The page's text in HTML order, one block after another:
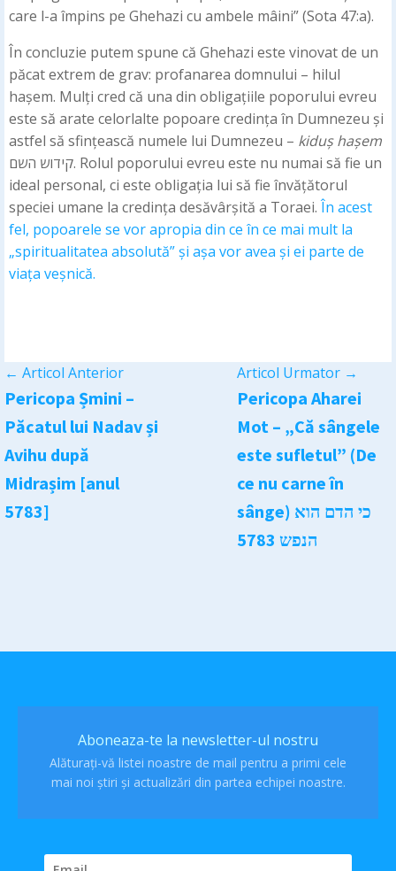
care l-a împins pe Ghehazi cu ambele mâini” (Sota 47:a).
În concluzie putem spune că Ghehazi este vinovat de un
păcat extrem de grav: profanarea domnului – hilul
hașem. Mulți cred că una din obligațiile poporului evreu
este să arate celorlalte popoare credința în Dumnezeu și
astfel să sfințească numele lui Dumnezeu – kiduș hașem
קידוש השם. Rolul poporului evreu este nu numai să fie un
ideal personal, ci este obligația lui să fie învățătorul
speciei umane la credința desăvârșită a Toraei. În acest
fel, popoarele se vor apropia din ce în ce mai mult la
„spiritualitatea absolută” și așa vor avea și ei parte de
viața veșnică.
← Articol Anterior
Pericopa Șmini –
Păcatul lui Nadav și
Avihu după
Midrașim [anul
5783]
Articol Urmator →
Pericopa Aharei
Mot – „Că sângele
este sufletul” (De
ce nu carne în
sânge) כי הדם הוא
הנפש 5783
Aboneaza-te la newsletter-ul nostru
Alăturați-vă listei noastre de mail pentru a primi cele
mai noi știri și actualizări din partea echipei noastre.